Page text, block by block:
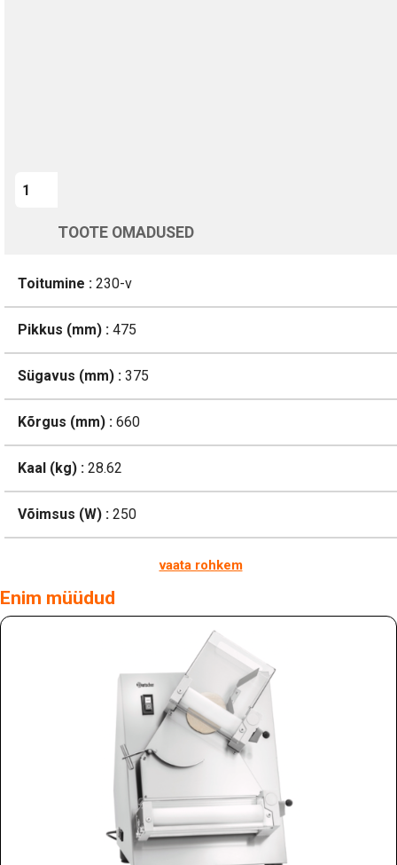
TOOTE OMADUSED
Toitumine : 230-v
Pikkus (mm) : 475
Sügavus (mm) : 375
Kõrgus (mm) : 660
Kaal (kg) : 28.62
Võimsus (W) : 250
vaata rohkem
Enim müüdud